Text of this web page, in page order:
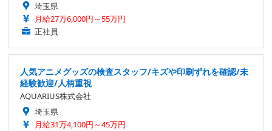
埼玉県
月給27万6,000円～55万円
正社員
人気アニメグッズの検査スタッフ/キズや印刷ずれを確認/未
経験歓迎/人柄重視
AQUARIUS株式会社
埼玉県
月給31万4,100円～45万円